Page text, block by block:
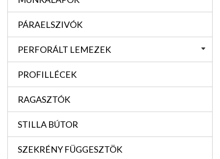
PÁRAELSZIVÓK
PERFORÁLT LEMEZEK
PROFILLÉCEK
RAGASZTÓK
STILLA BÚTOR
SZEKRÉNY FÜGGESZTÖK